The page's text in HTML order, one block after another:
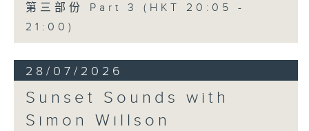
第三部份 Part 3 (HKT 20:05 -
21:00)
28/07/2026
Sunset Sounds with
Simon Willson